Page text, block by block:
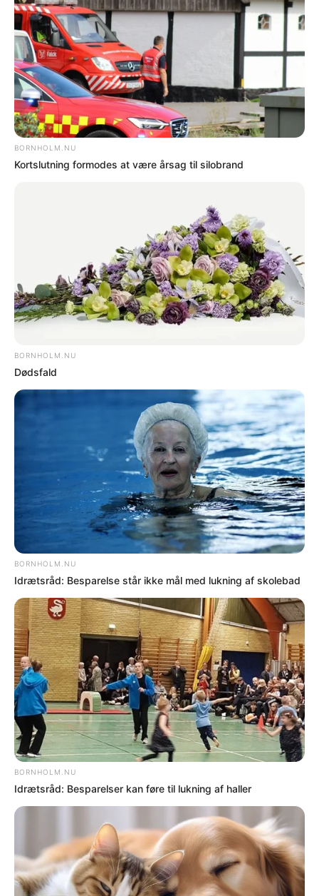
UGENS MEST LÆSTE
DØDSFALD
Dødsfald
DØDSFALD
Dødsfald
DØDSFALD
Dødsfald
NYHEDER
Cyklist alvorligt kvæstet i ulykke med lastbil i
Hasle
NAVNE
Kobberbryllup
Flere nyheder
SENESTE I NYHEDER
Kriseberedskab vil koste BRK millioner
NYHEDER